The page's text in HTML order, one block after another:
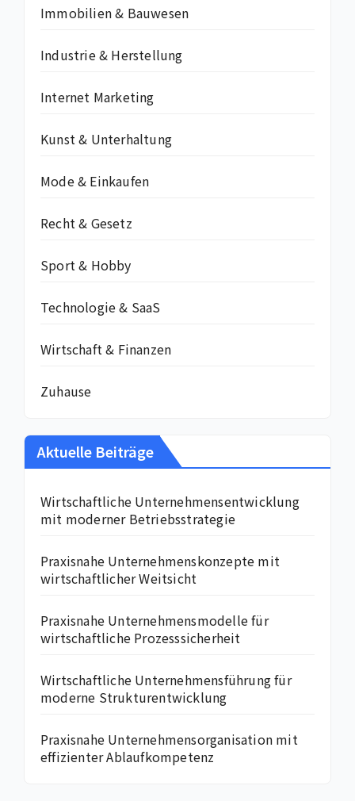
Immobilien & Bauwesen
Industrie & Herstellung
Internet Marketing
Kunst & Unterhaltung
Mode & Einkaufen
Recht & Gesetz
Sport & Hobby
Technologie & SaaS
Wirtschaft & Finanzen
Zuhause
Aktuelle Beiträge
Wirtschaftliche Unternehmensentwicklung
mit moderner Betriebsstrategie
Praxisnahe Unternehmenskonzepte mit
wirtschaftlicher Weitsicht
Praxisnahe Unternehmensmodelle für
wirtschaftliche Prozesssicherheit
Wirtschaftliche Unternehmensführung für
moderne Strukturentwicklung
Praxisnahe Unternehmensorganisation mit
effizienter Ablaufkompetenz